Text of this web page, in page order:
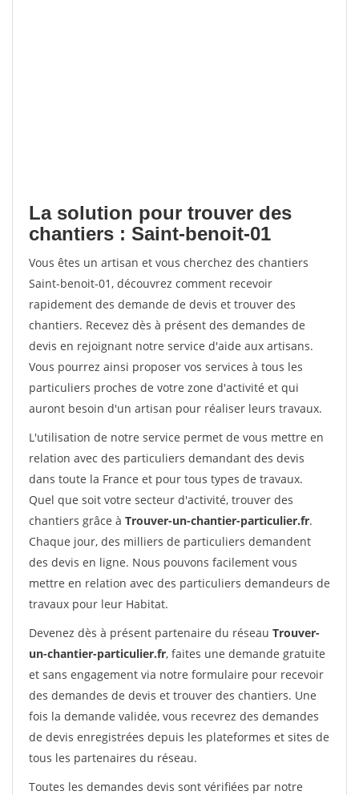
La solution pour trouver des
chantiers : Saint-benoit-01
Vous êtes un artisan et vous cherchez des chantiers
Saint-benoit-01, découvrez comment recevoir
rapidement des demande de devis et trouver des
chantiers. Recevez dès à présent des demandes de
devis en rejoignant notre service d'aide aux artisans.
Vous pourrez ainsi proposer vos services à tous les
particuliers proches de votre zone d'activité et qui
auront besoin d'un artisan pour réaliser leurs travaux.
L'utilisation de notre service permet de vous mettre en
relation avec des particuliers demandant des devis
dans toute la France et pour tous types de travaux.
Quel que soit votre secteur d'activité, trouver des
chantiers grâce à Trouver-un-chantier-particulier.fr.
Chaque jour, des milliers de particuliers demandent
des devis en ligne. Nous pouvons facilement vous
mettre en relation avec des particuliers demandeurs de
travaux pour leur Habitat.
Devenez dès à présent partenaire du réseau Trouver-
un-chantier-particulier.fr, faites une demande gratuite
et sans engagement via notre formulaire pour recevoir
des demandes de devis et trouver des chantiers. Une
fois la demande validée, vous recevrez des demandes
de devis enregistrées depuis les plateformes et sites de
tous les partenaires du réseau.
Toutes les demandes devis sont vérifiées par notre